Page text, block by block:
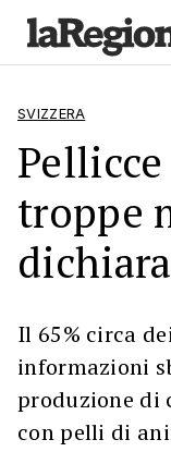
SVIZZERA
troppe
Il 65% circa
informazioni
produzione di
con pelli di